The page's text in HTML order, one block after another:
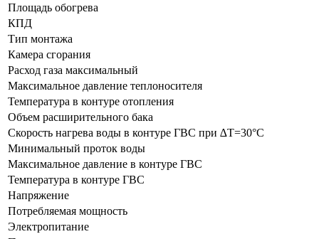
Площадь обогрева
КПД
Тип монтажа
Камера сгорания
Расход газа максимальный
Максимальное давление теплоносителя
Температура в контуре отопления
Объем расширительного бака
Скорость нагрева воды в контуре ГВС при ∆Т=30°С
Минимальный проток воды
Максимальное давление в контуре ГВС
Температура в контуре ГВС
Напряжение
Потребляемая мощность
Электропитание